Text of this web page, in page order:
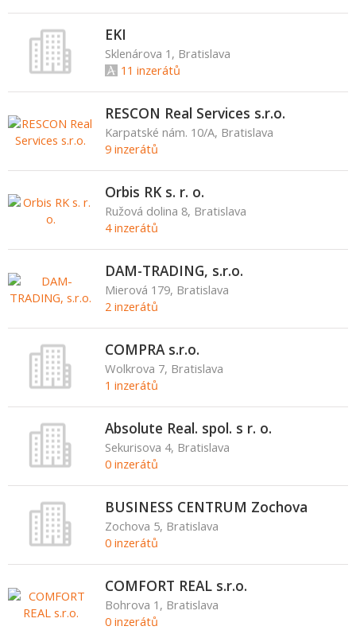
EKI
Sklenárova 1, Bratislava
11 inzerátů
RESCON Real Services s.r.o.
Karpatské nám. 10/A, Bratislava
9 inzerátů
Orbis RK s. r. o.
Ružová dolina 8, Bratislava
4 inzerátů
DAM-TRADING, s.r.o.
Mierová 179, Bratislava
2 inzerátů
COMPRA s.r.o.
Wolkrova 7, Bratislava
1 inzerátů
Absolute Real. spol. s r. o.
Sekurisova 4, Bratislava
0 inzerátů
BUSINESS CENTRUM Zochova
Zochova 5, Bratislava
0 inzerátů
COMFORT REAL s.r.o.
Bohrova 1, Bratislava
0 inzerátů